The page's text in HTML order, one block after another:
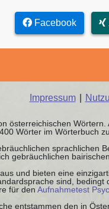
Facebook
Impressum
österreichischen
Wörter im Wörterbuch
sprachlichen
gebräuchlichen
und bieten eine
sind,
für den Aufnahmetest
entstammen den in